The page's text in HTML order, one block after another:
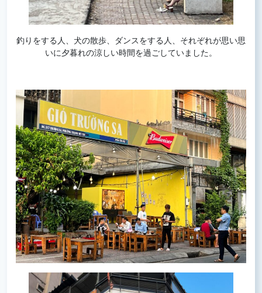
釣りをする人、犬の散歩、ダンスをする人、それぞれが思い思
いに夕暮れの涼しい時間を過ごしていました。